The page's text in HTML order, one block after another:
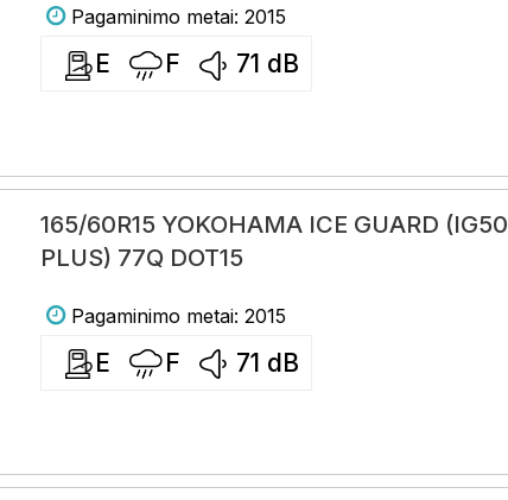
Pagaminimo metai: 2015
E F 71 dB
165/60R15 YOKOHAMA ICE GUARD (IG50
PLUS) 77Q DOT15
Pagaminimo metai: 2015
E F 71 dB